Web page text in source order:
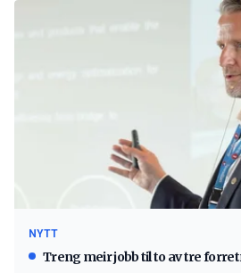
NYTT
Treng meir jobb til to av tre